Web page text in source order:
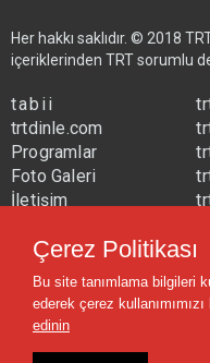
Her hakkı saklıdır. © 2018
içeriklerinden TRT sorumlu
tabii
trtdinle.com
Programlar
Foto Galeri
İletişim
trtavaz.com.tr
trtmuzik.net.tr
trtcocuk.net.tr
Çerez Politikası
Bu site tanımlama bilgileri
ederek çerez
edinin